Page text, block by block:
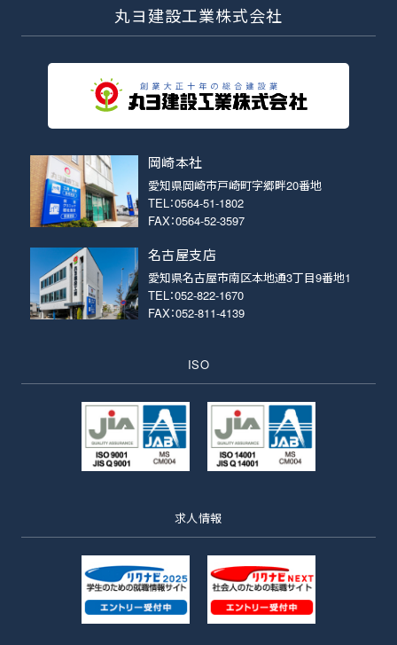
丸ヨ建設工業株式会社
岡崎本社
愛知県岡崎市戸崎町字郷畔20番地
TEL：0564-51-1802
FAX：0564-52-3597
名古屋支店
愛知県名古屋市南区本地通3丁目9番地1
TEL：052-822-1670
FAX：052-811-4139
ISO
求人情報